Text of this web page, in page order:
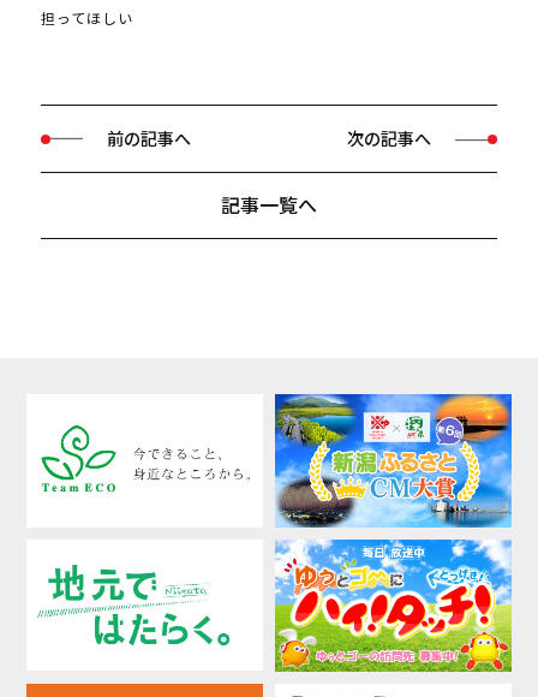
担ってほしい
前の記事へ
記事一覧へ
次の記事へ